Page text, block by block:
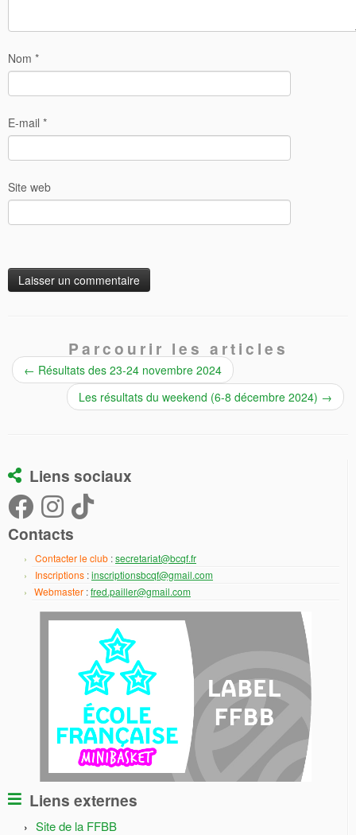
Nom *
E-mail *
Site web
Parcourir les articles
← Résultats des 23-24 novembre 2024
Les résultats du weekend (6-8 décembre 2024) →
Liens sociaux
Contacts
Contacter le club :secretariat@bcqf.fr
Inscriptions :inscriptionsbcqf@gmail.com
Webmaster :fred.pailler@gmail.com
Liens externes
Site de la FFBB